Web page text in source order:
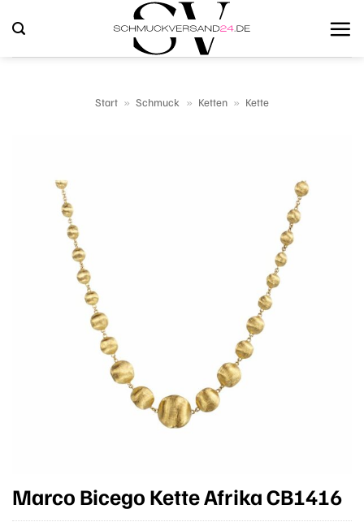
Inhalt
springen
Start » Schmuck » Ketten » Kette
Marco Bicego Kette Afrika CB1416